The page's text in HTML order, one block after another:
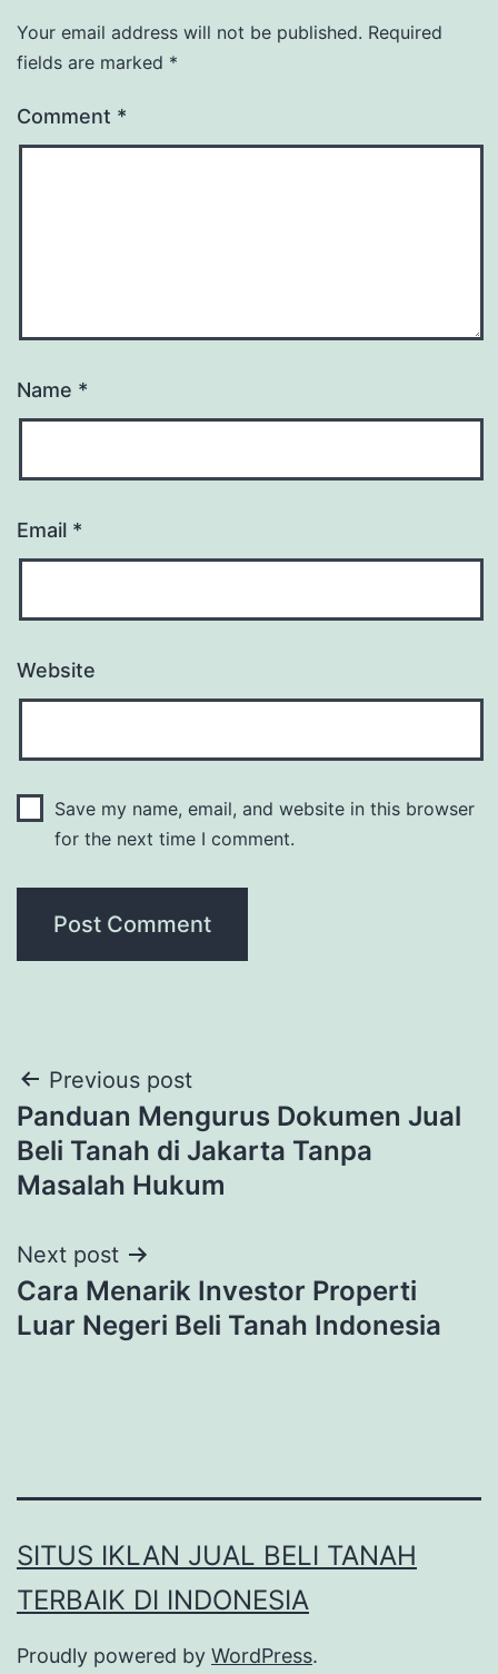
Your email address will not be published. Required
fields are marked *
Comment *
Name *
Email *
Website
Save my name, email, and website in this browser
for the next time I comment.
Post
navigation
Previous post
Panduan Mengurus Dokumen Jual
Beli Tanah di Jakarta Tanpa
Masalah Hukum
Next post
Cara Menarik Investor Properti
Luar Negeri Beli Tanah Indonesia
SITUS IKLAN JUAL BELI TANAH
TERBAIK DI INDONESIA
Proudly powered by WordPress.